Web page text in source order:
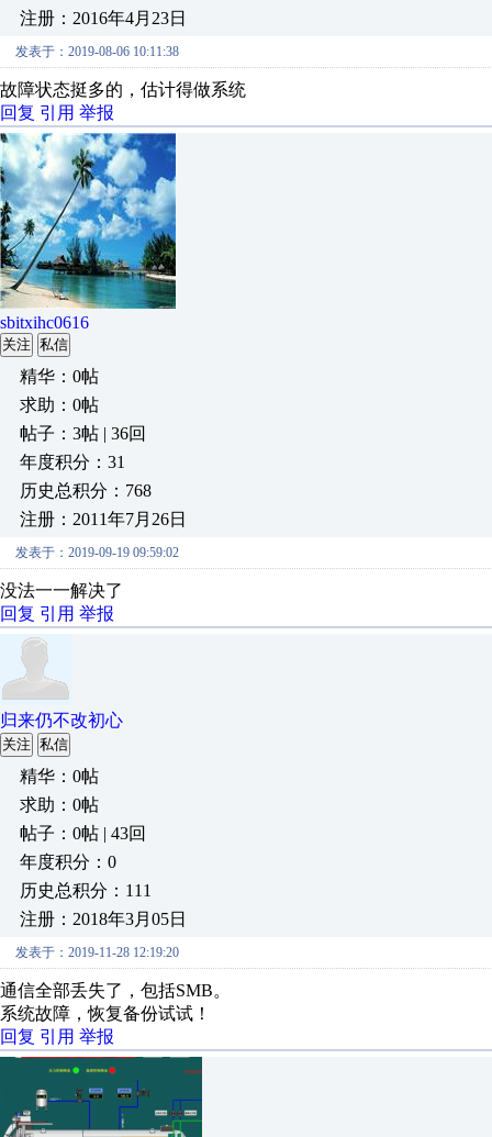
注册：2016年4月23日
发表于：2019-08-06 10:11:38
故障状态挺多的，估计得做系统
回复 引用 举报
sbitxihc0616
关注 私信
精华：0帖
求助：0帖
帖子：3帖 | 36回
年度积分：31
历史总积分：768
注册：2011年7月26日
发表于：2019-09-19 09:59:02
没法一一解决了
回复 引用 举报
归来仍不改初心
关注 私信
精华：0帖
求助：0帖
帖子：0帖 | 43回
年度积分：0
历史总积分：111
注册：2018年3月05日
发表于：2019-11-28 12:19:20
通信全部丢失了，包括SMB。
系统故障，恢复备份试试！
回复 引用 举报